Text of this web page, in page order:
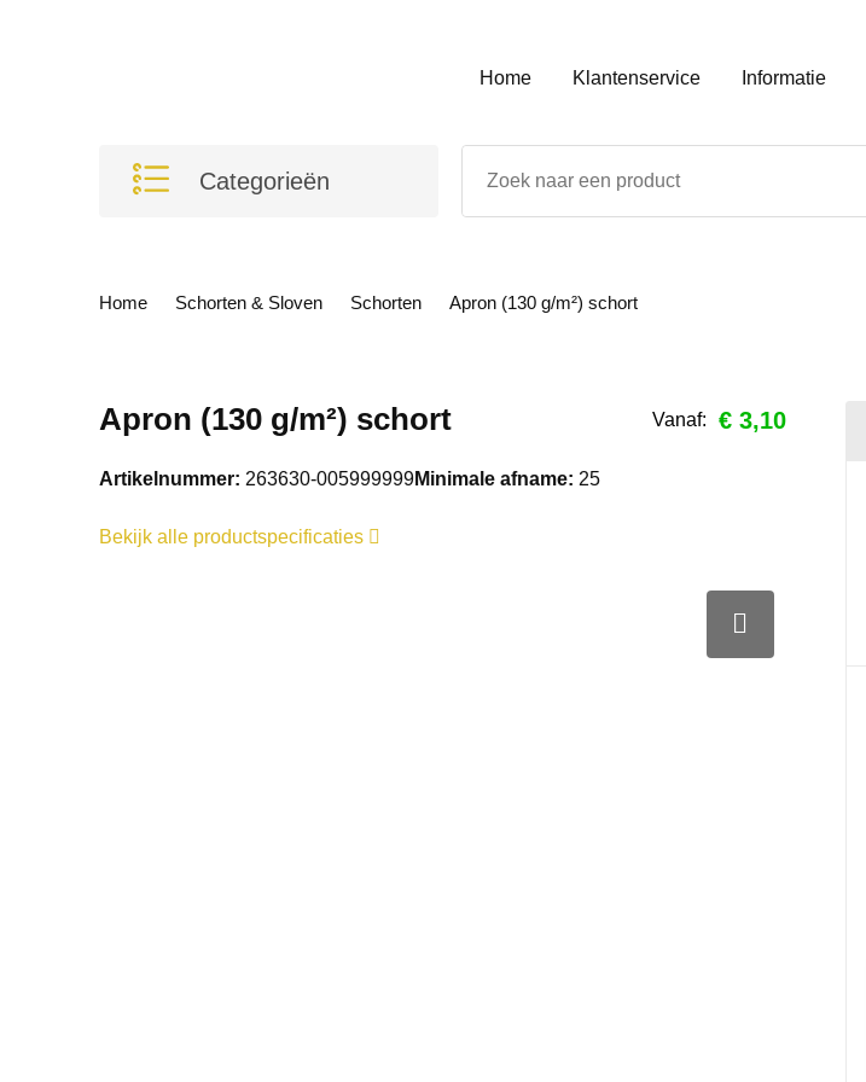
Home Klantenservice Informatie
Categorieën
Home Schorten & Sloven Schorten Apron (130 g/m²) schort
Apron (130 g/m²) schort Vanaf: € 3,10
Artikelnummer: 263630-005999999Minimale afname: 25
Bekijk alle productspecificaties